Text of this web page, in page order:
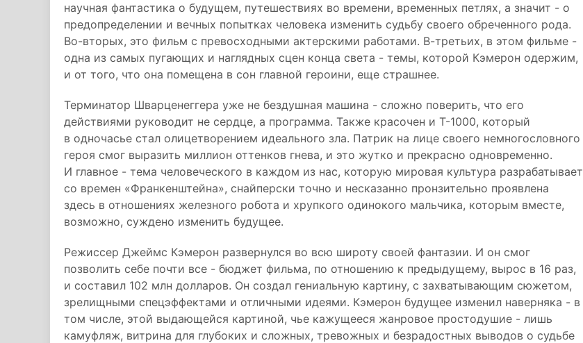
научная фантастика о будущем, путешествиях во времени, временных петлях, а значит - о
предопределении и вечных попытках человека изменить судьбу своего обреченного рода.
Во-вторых, это фильм с превосходными актерскими работами. В-третьих, в этом фильме -
одна из самых пугающих и наглядных сцен конца света - темы, которой Кэмерон одержим,
и от того, что она помещена в сон главной героини, еще страшнее.
Терминатор Шварценеггера уже не бездушная машина - сложно поверить, что его
действиями руководит не сердце, а программа. Также красочен и Т-1000, который
в одночасье стал олицетворением идеального зла. Патрик на лице своего немногословного
героя смог выразить миллион оттенков гнева, и это жутко и прекрасно одновременно.
И главное - тема человеческого в каждом из нас, которую мировая культура разрабатывает
со времен «Франкенштейна», снайперски точно и несказанно пронзительно проявлена
здесь в отношениях железного робота и хрупкого одинокого мальчика, которым вместе,
возможно, суждено изменить будущее.
Режиссер Джеймс Кэмерон развернулся во всю широту своей фантазии. И он смог
позволить себе почти все - бюджет фильма, по отношению к предыдущему, вырос в 16 раз,
и составил 102 млн долларов. Он создал гениальную картину, с захватывающим сюжетом,
зрелищными спецэффектами и отличными идеями. Кэмерон будущее изменил наверняка - в
том числе, этой выдающейся картиной, чье кажущееся жанровое простодушие - лишь
камуфляж, витрина для глубоких и сложных, тревожных и безрадостных выводов о судьбе